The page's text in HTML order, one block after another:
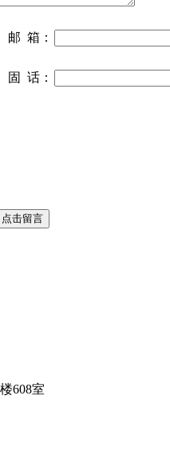
邮 箱：
固 话：
608室